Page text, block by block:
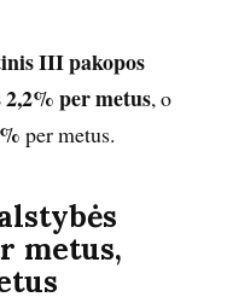
III pakopos
per metus, o
per metus.
metus,